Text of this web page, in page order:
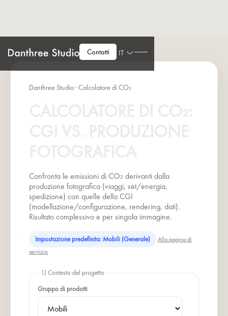
Contatti IT
Danthree Studio · Calcolatore di CO₂
Confronta le emissioni di CO₂ derivanti dalla
produzione fotografica (viaggi, set/energia,
spedizione) con quelle della CGI
(modellazione/configurazione, rendering, dati).
Risultato complessivo e per singola immagine.
Impostazione predefinita: Mobili (Generale)
Alla pagina di
servizio
1) Contesto del progetto
Gruppo di prodotti